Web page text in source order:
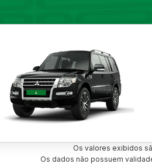
Os valores exibidos
Os dados não possuem